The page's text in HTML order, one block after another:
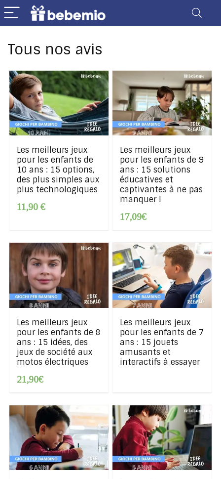
Tous nos avis
Les meilleurs jeux
pour les enfants de
10 ans : 15 options,
des plus simples aux
plus technologiques
11,90 €
Les meilleurs jeux
pour les enfants de 9
ans : 15 solutions
éducatives et
captivantes à ne pas
manquer !
17,09€
Les meilleurs jeux
pour les enfants de 8
ans : 15 idées, des
jeux de société aux
motos électriques
21,90€
Les meilleurs jeux
pour les enfants de 7
ans : 15 jouets
amusants et
interactifs à essayer